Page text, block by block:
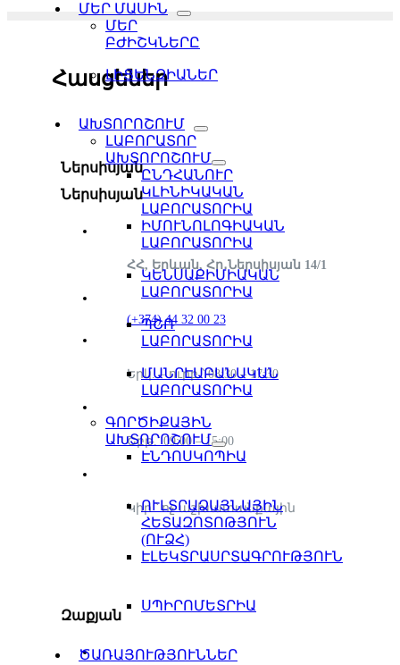
ՄԵՐ ՄԱՍԻՆ
ՄԵՐ
ԲԺԻՇԿՆԵՐԸ
ԼԻՑԵՆԶԻԱՆԵՐ
ԱԽՏՈՐՈՇՈՒՄ
ԼԱԲՈՐԱՏՈՐ
ԱԽՏՈՐՈՇՈՒՄ
ԸՆԴՀԱՆՈՒՐ
ԿԼԻՆԻԿԱԿԱՆ
ԼԱԲՈՐԱՏՈՐԻԱ
ԻՄՈՒՆՈԼՈԳԻԱԿԱՆ
ԼԱԲՈՐԱՏՈՐԻԱ
ԿԵՆՍԱՔԻՄԻԱԿԱՆ
ԼԱԲՈՐԱՏՈՐԻԱ
ՊՇՌ
ԼԱԲՈՐԱՏՈՐԻԱ
ՄԱՆՐԷԱԲԱՆԱԿԱՆ
ԼԱԲՈՐԱՏՈՐԻԱ
ԳՈՐԾԻՔԱՅԻՆ
ԱԽՏՈՐՈՇՈՒՄ
ԷՆԴՈՍԿՈՊԻԱ
ՈՒԼՏՐԱՁԱՅՆԱՅԻՆ
ՀԵՏԱԶՈՏՈԹՅՈՒՆ
(ՈՒՁՀ)
ԷԼԵԿՏՐԱՍՐՏԱԳՐՈՒԹՅՈՒՆ
ՍՊԻՐՈՄԵՏՐԻԱ
ԾԱՌԱՅՈՒԹՅՈՒՆՆԵՐ
Հասցեներ
Ներսիսյան
Ներսիսյան
ՀՀ, Երևան, Հր․Ներսիսյան 14/1
(+374) 44 32 00 23
Երկ. – ուրբ.՝ 08:30 – 17:30
Շբթ.՝ 09:00 – 15:00
Կիր.՝ ոչ աշխատանքային
Զաքյան